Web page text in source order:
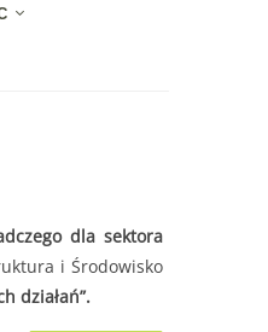
dla sektora
i Środowisko
działań”.